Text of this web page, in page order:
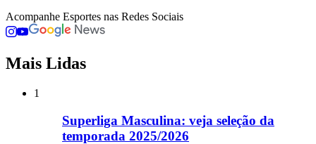
Acompanhe Esportes nas Redes Sociais
Mais Lidas
1
Superliga Masculina: veja seleção da
temporada 2025/2026